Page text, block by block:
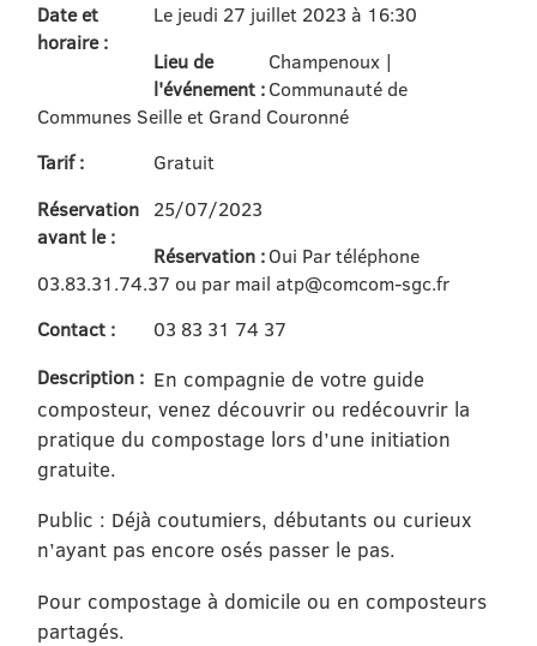
Date et
horaire :
Le jeudi 27 juillet 2023 à 16:30
Lieu de
l'événement :
Champenoux |
Communauté de
Communes Seille et Grand Couronné
Tarif :
Gratuit
Réservation
avant le :
25/07/2023
Réservation : Oui Par téléphone
03.83.31.74.37 ou par mail atp@comcom-sgc.fr
Contact :
03 83 31 74 37
Description : En compagnie de votre guide
composteur, venez découvrir ou redécouvrir la
pratique du compostage lors d’une initiation
gratuite.
Public : Déjà coutumiers, débutants ou curieux
n’ayant pas encore osés passer le pas.
Pour compostage à domicile ou en composteurs
partagés.